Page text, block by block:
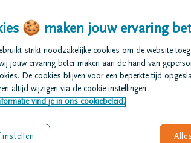
regelen Overlijdensberichten
🍪 maken jouw ervaring
strikt noodzakelijke cookies om de website
jouw ervaring beter maken aan de hand van
De cookies blijven voor een beperkte tijd
altijd wijzigen via de cookie-instellingen.
vind je in ons cookiebeleid.
instellen